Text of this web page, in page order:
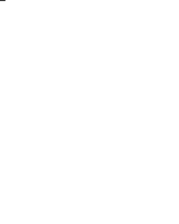
2003-2009
TWINTOP - 2004-